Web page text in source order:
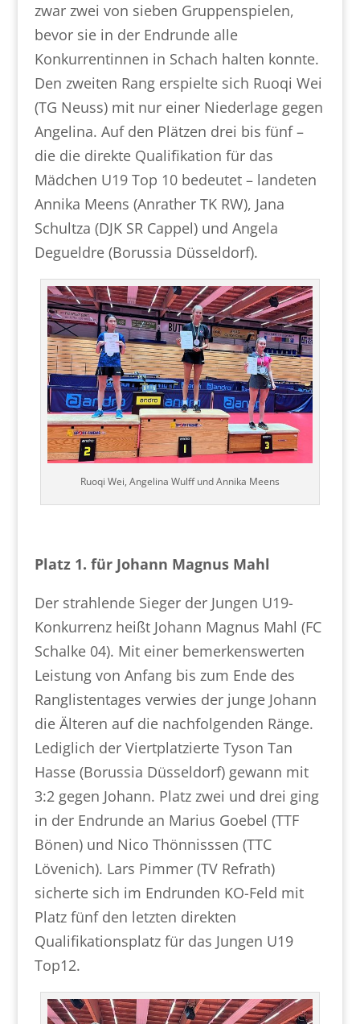
zwar zwei von sieben Gruppenspielen,
bevor sie in der Endrunde alle
Konkurrentinnen in Schach halten konnte.
Den zweiten Rang erspielte sich Ruoqi Wei
(TG Neuss) mit nur einer Niederlage gegen
Angelina. Auf den Plätzen drei bis fünf –
die die direkte Qualifikation für das
Mädchen U19 Top 10 bedeutet – landeten
Annika Meens (Anrather TK RW), Jana
Schultza (DJK SR Cappel) und Angela
Degueldre (Borussia Düsseldorf).
Ruoqi Wei, Angelina Wulff und Annika Meens
Platz 1. für Johann Magnus Mahl
Der strahlende Sieger der Jungen U19-
Konkurrenz heißt Johann Magnus Mahl (FC
Schalke 04). Mit einer bemerkenswerten
Leistung von Anfang bis zum Ende des
Ranglistentages verwies der junge Johann
die Älteren auf die nachfolgenden Ränge.
Lediglich der Viertplatzierte Tyson Tan
Hasse (Borussia Düsseldorf) gewann mit
3:2 gegen Johann. Platz zwei und drei ging
in der Endrunde an Marius Goebel (TTF
Bönen) und Nico Thönnisssen (TTC
Lövenich). Lars Pimmer (TV Refrath)
sicherte sich im Endrunden KO-Feld mit
Platz fünf den letzten direkten
Qualifikationsplatz für das Jungen U19
Top12.